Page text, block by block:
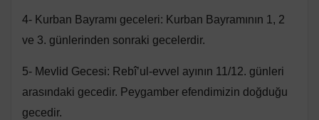
4- Kurban Bayramı geceleri: Kurban Bayramının 1, 2
ve 3. günlerinden sonraki gecelerdir.
5- Mevlid Gecesi: Rebî’ul-evvel ayının 11/12. günleri
arasındaki gecedir. Peygamber efendimizin doğduğu
gecedir.